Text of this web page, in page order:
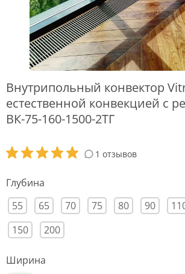
Внутрипольный конвектор
естественной конвекцией с
ВК-75-160-1500-2ТГ
1 отзывов
Глубина
55
65 70 75 80 90
150
200
Ширина